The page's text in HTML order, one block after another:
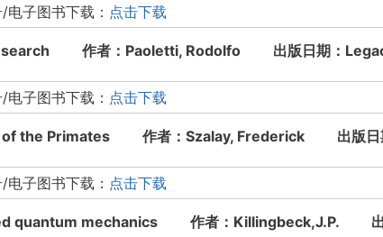
图书下载： 点击下载
作者：Paoletti, Rodolfo 出版日期：
图书下载： 点击下载
of the Primates 作者：Szalay, Frederick 出版日
图书下载： 点击下载
quantum mechanics 作者：Killingbeck,J.P. 出